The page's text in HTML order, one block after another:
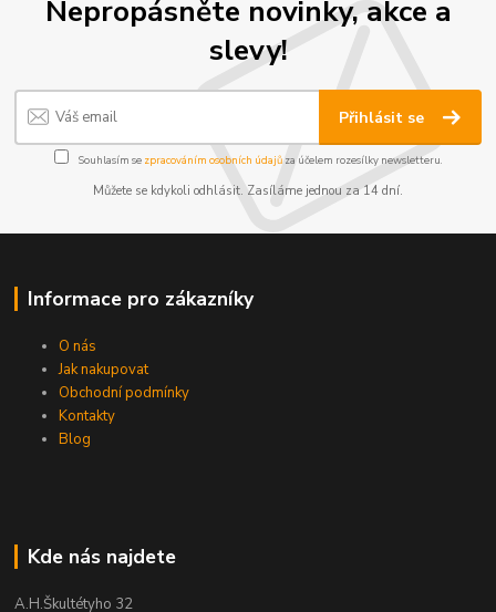
Nepropásněte novinky, akce a
slevy!
Přihlásit se
Souhlasím se zpracováním osobních údajůza účelem rozesílky newsletteru.
Můžete se kdykoli odhlásit. Zasíláme jednou za 14 dní.
Informace pro zákazníky
O nás
Jak nakupovat
Obchodní podmínky
Kontakty
Blog
Kde nás najdete
A.H.Škultétyho 32